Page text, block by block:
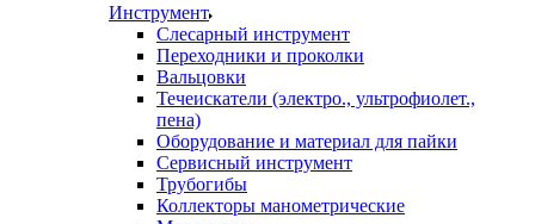
Инструмент
Слесарный инструмент
Переходники и проколки
Вальцовки
Течеискатели (электро., ультрофиолет.,
пена)
Оборудование и материал для пайки
Сервисный инструмент
Трубогибы
Коллекторы манометрические